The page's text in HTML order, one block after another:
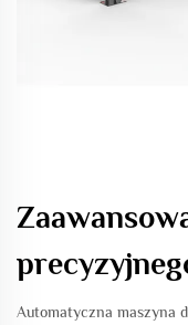
Automatyczna maszyna